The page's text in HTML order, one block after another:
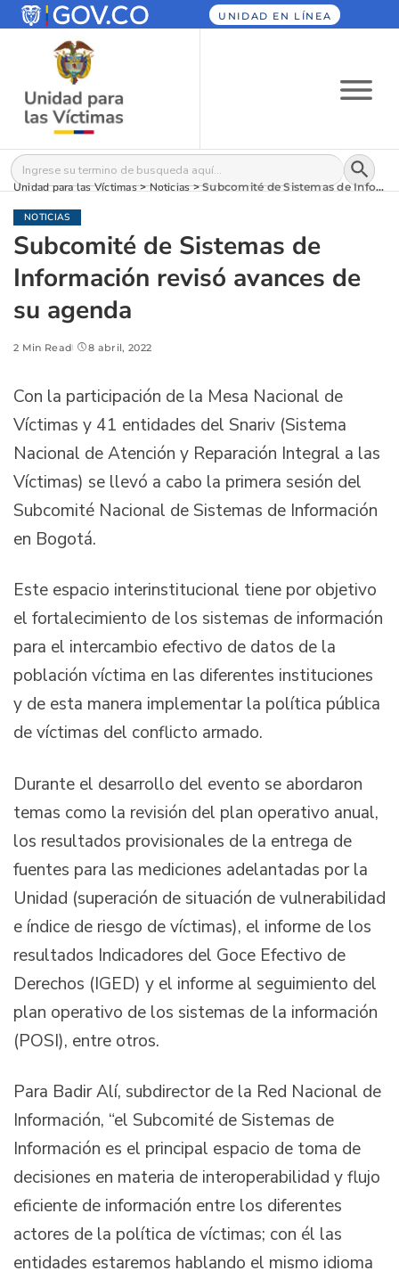
UNIDAD EN LÍNEA
Buscar: Botón
Unidad para las Víctimas>Noticias>Subcomité de Sistemas de Información revisó avances de su agenda
NOTICIAS
Subcomité de Sistemas de
Información revisó avances de
su agenda
2 Min Read 8 abril, 2022
Con la participación de la Mesa Nacional de
Víctimas y 41 entidades del Snariv (Sistema
Nacional de Atención y Reparación Integral a las
Víctimas) se llevó a cabo la primera sesión del
Subcomité Nacional de Sistemas de Información
en Bogotá.
Este espacio interinstitucional tiene por objetivo
el fortalecimiento de los sistemas de información
para el intercambio efectivo de datos de la
población víctima en las diferentes instituciones
y de esta manera implementar la política pública
de víctimas del conflicto armado.
Durante el desarrollo del evento se abordaron
temas como la revisión del plan operativo anual,
los resultados provisionales de la entrega de
fuentes para las mediciones adelantadas por la
Unidad (superación de situación de vulnerabilidad
e índice de riesgo de víctimas), el informe de los
resultados Indicadores del Goce Efectivo de
Derechos (IGED) y el informe al seguimiento del
plan operativo de los sistemas de la información
(POSI), entre otros.
Para Badir Alí, subdirector de la Red Nacional de
Información, “el Subcomité de Sistemas de
Información es el principal espacio de toma de
decisiones en materia de interoperabilidad y flujo
eficiente de información entre los diferentes
actores de la política de víctimas; con él las
entidades estaremos hablando el mismo idioma